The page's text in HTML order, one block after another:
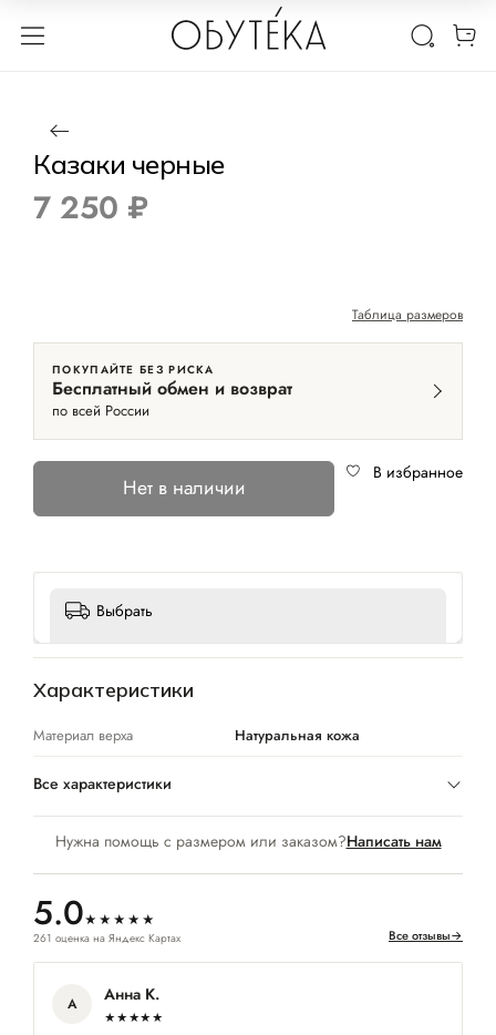
1 / 3
Казаки черные
7 250 ₽
Таблица размеров
ПОКУПАЙТЕ БЕЗ РИСКА
Бесплатный обмен и возврат
по всей России
Нет в наличии
В избранное
Выбрать
Нужна помощь с размером или заказом?Написать нам
5.0★★★★★
261 оценка на Яндекс Картах Все отзывы→
А Анна К.
★★★★★
Характеристики
Материал верха Натуральная кожа
Все характеристики